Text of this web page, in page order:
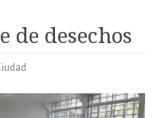
de desechos